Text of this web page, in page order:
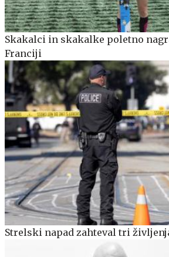
Skakalci in skakalke poletno
Franciji
Strelski napad zahteval tri